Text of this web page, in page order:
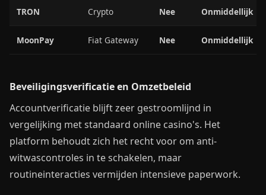
TRON Crypto Nee Onmiddellijk
MoonPay Fiat Gateway Nee Onmiddellijk
Beveiligingsverificatie en Omzetbeleid
Accountverificatie blijft zeer gestroomlijnd in
vergelijking met standaard online casino's. Het
platform behoudt zich het recht voor om anti-
witwascontroles in te schakelen, maar
routineinteracties vermijden intensieve paperwork.